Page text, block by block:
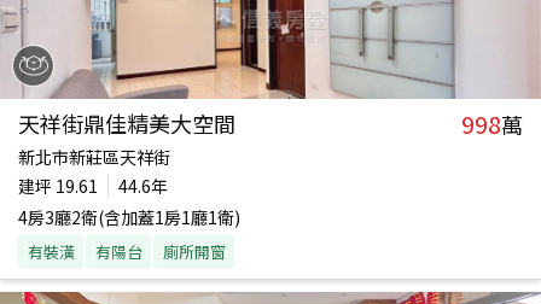
天祥街鼎佳精美大空間 998萬
新北市新莊區天祥街
建坪 19.61
44.6年
4房3廳2衛(含加蓋1房1廳1衛)
有裝潢 有陽台 廁所開窗